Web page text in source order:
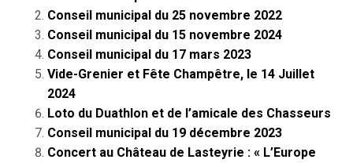
Conseil municipal du 25 novembre 2022
Conseil municipal du 15 novembre 2024
Conseil municipal du 17 mars 2023
Vide-Grenier et Fête Champêtre, le 14 Juillet
2024
Loto du Duathlon et de l’amicale des Chasseurs
Conseil municipal du 19 décembre 2023
Concert au Château de Lasteyrie : « L’Europe